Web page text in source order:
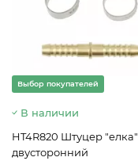
Выбор покупателей
В наличии
HT4R820 Штуцер "елка"
двусторонний